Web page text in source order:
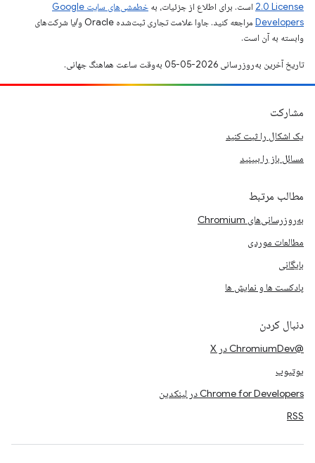
2.0 License است. برای اطلاع از جزئیات، به
خطمشی‌های سایت Google
Developers‏
مراجعه کنید. جاوا علامت تجاری ثبت‌شده Oracle و/یا شرکت‌های
وابسته به آن است.
تاریخ آخرین به‌روزرسانی 2026-05-05 به‌وقت ساعت هماهنگ جهانی.
مشارکت
یک اشکال را ثبت کنید
مسائل باز را ببینید
مطالب مرتبط
به‌روزرسانی‌های Chromium
مطالعات موردی
بایگانی
پادکست ها و نمایش ها
دنبال کردن
@ChromiumDev در X
یوتیوب
Chrome for Developers در لینکدین
RSS